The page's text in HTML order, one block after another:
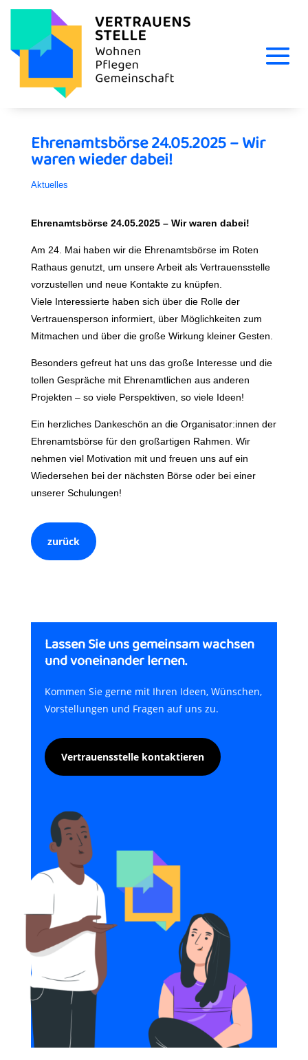
Ehrenamtsbörse 24.05.2025 – Wir
waren wieder dabei!
Aktuelles
Ehrenamtsbörse 24.05.2025 – Wir waren dabei!
Am 24. Mai haben wir die Ehrenamtsbörse im Roten
Rathaus genutzt, um unsere Arbeit als Vertrauensstelle
vorzustellen und neue Kontakte zu knüpfen.
Viele Interessierte haben sich über die Rolle der
Vertrauensperson informiert, über Möglichkeiten zum
Mitmachen und über die große Wirkung kleiner Gesten.
Besonders gefreut hat uns das große Interesse und die
tollen Gespräche mit Ehrenamtlichen aus anderen
Projekten – so viele Perspektiven, so viele Ideen!
Ein herzliches Dankeschön an die Organisator:innen der
Ehrenamtsbörse für den großartigen Rahmen. Wir
nehmen viel Motivation mit und freuen uns auf ein
Wiedersehen bei der nächsten Börse oder bei einer
unserer Schulungen!
zurück
Lassen Sie uns gemeinsam wachsen
und voneinander lernen.
Kommen Sie gerne mit Ihren Ideen, Wünschen,
Vorstellungen und Fragen auf uns zu.
Vertrauensstelle kontaktieren